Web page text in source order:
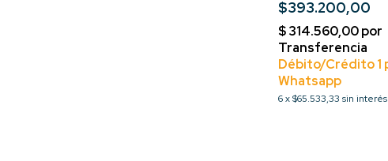
$393.200,00
6 x$65.533,33 sin interés